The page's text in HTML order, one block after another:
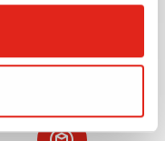
rámci ČR